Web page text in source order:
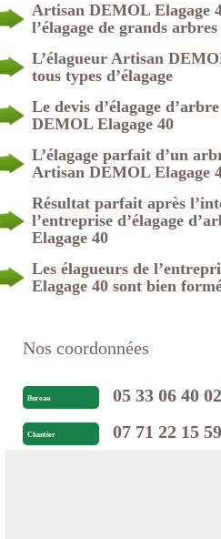
Artisan DEMOL Elagage
l’élagage de grands arbres
L’élagueur Artisan
tous types d’élagage
Le devis d’élagage
DEMOL Elagage 40
L’élagage parfait d’un
Artisan DEMOL Elagage
Résultat parfait après
l’entreprise d’élagage
Elagage 40
Les élagueurs de
Elagage 40 sont bien
Nos coordonnées
Bureau 05 33 06 40 02
Chantier 07 71 22 15 59